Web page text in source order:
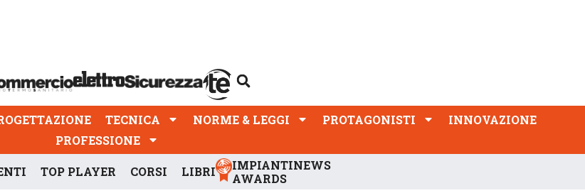
TECNICA NORME & LEGGI PROTAGONISTI
INNOVAZIONE
PROFESSIONE
TOP PLAYER CORSI LIBRI
IMPIANTINEWS
AWARDS